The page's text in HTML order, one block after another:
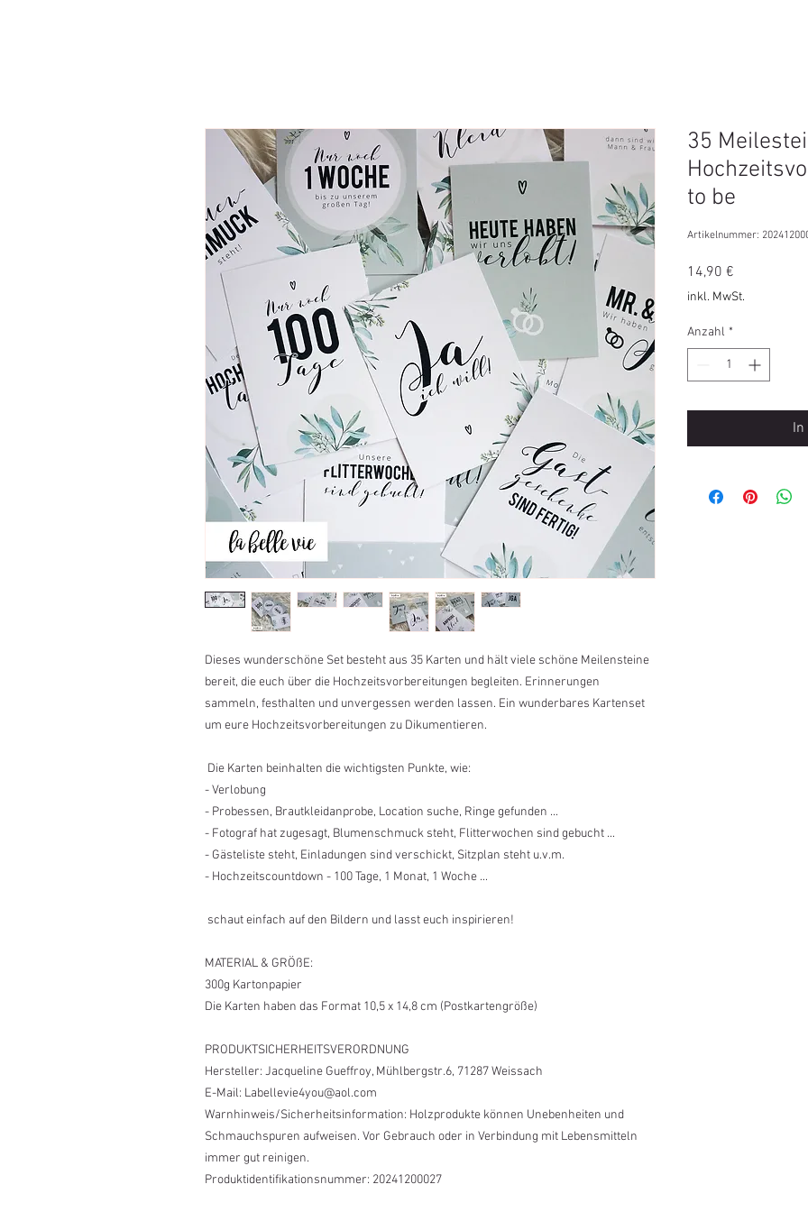
Dieses wunderschöne Set besteht aus 35 Karten und hält viele schöne Meilensteine
bereit, die euch über die Hochzeitsvorbereitungen begleiten. Erinnerungen
sammeln, festhalten und unvergessen werden lassen. Ein wunderbares Kartenset
um eure Hochzeitsvorbereitungen zu Dikumentieren.
Die Karten beinhalten die wichtigsten Punkte, wie:
- Verlobung
- Probessen, Brautkleidanprobe, Location suche, Ringe gefunden ...
- Fotograf hat zugesagt, Blumenschmuck steht, Flitterwochen sind gebucht ...
- Gästeliste steht, Einladungen sind verschickt, Sitzplan steht u.v.m.
- Hochzeitscountdown - 100 Tage, 1 Monat, 1 Woche ...
schaut einfach auf den Bildern und lasst euch inspirieren!
MATERIAL & GRÖßE:
300g Kartonpapier
Die Karten haben das Format 10,5 x 14,8 cm (Postkartengröße)
PRODUKTSICHERHEITSVERORDNUNG
Hersteller: Jacqueline Gueffroy, Mühlbergstr.6, 71287 Weissach
E-Mail: Labellevie4you@aol.com
Warnhinweis/Sicherheitsinformation: Holzprodukte können Unebenheiten und
Schmauchspuren aufweisen. Vor Gebrauch oder in Verbindung mit Lebensmitteln
immer gut reinigen.
Produktidentifikationsnummer: 20241200027
35
to be
Artikelnummer:
14,90 €
inkl. MwSt.
Anzahl *
In